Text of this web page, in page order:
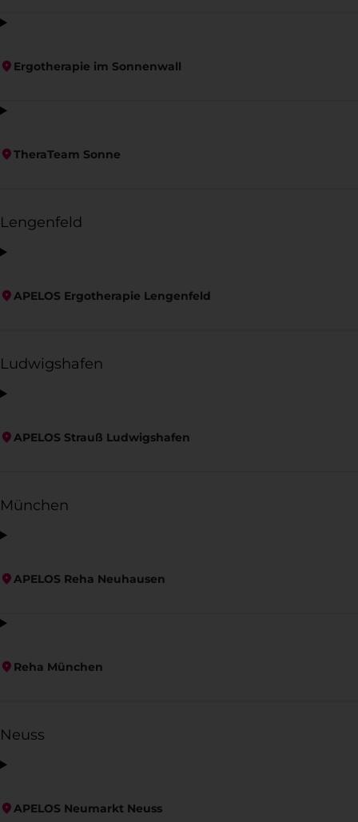
Ergotherapie im Sonnenwall
TheraTeam Sonne
Lengenfeld
APELOS Ergotherapie Lengenfeld
Ludwigshafen
APELOS Strauß Ludwigshafen
München
APELOS Reha Neuhausen
Reha München
Neuss
APELOS Neumarkt Neuss